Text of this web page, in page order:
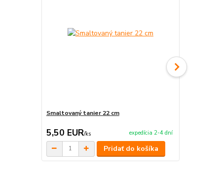
Smaltovaný tanier 22 cm
5,50 EUR/ks expedícia 2-4 dní
Pridať do košíka